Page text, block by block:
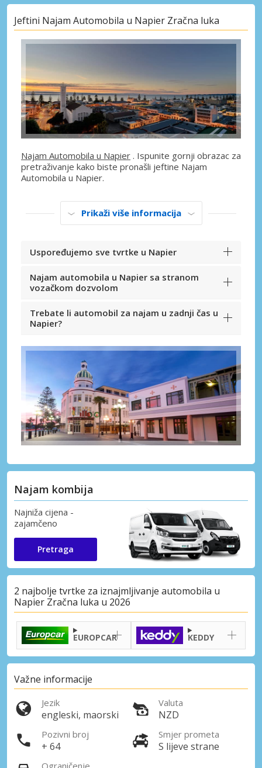
Jeftini Najam Automobila u Napier Zračna luka
Najam Automobila u Napier . Ispunite gornji obrazac za
pretraživanje kako biste pronašli jeftine Najam
Automobila u Napier.
Prikaži više informacija
Uspoređujemo sve tvrtke u Napier
Najam automobila u Napier sa stranom
vozačkom dozvolom
Trebate li automobil za najam u zadnji čas u
Napier?
Najam kombija
Najniža cijena -
zajamčeno
Pretraga
2 najbolje tvrtke za iznajmljivanje automobila u
Napier Zračna luka u 2026
EUROPCAR KEDDY
Važne informacije
Jezik
engleski, maorski
Valuta
NZD
Pozivni broj
+ 64
Smjer prometa
S lijeve strane